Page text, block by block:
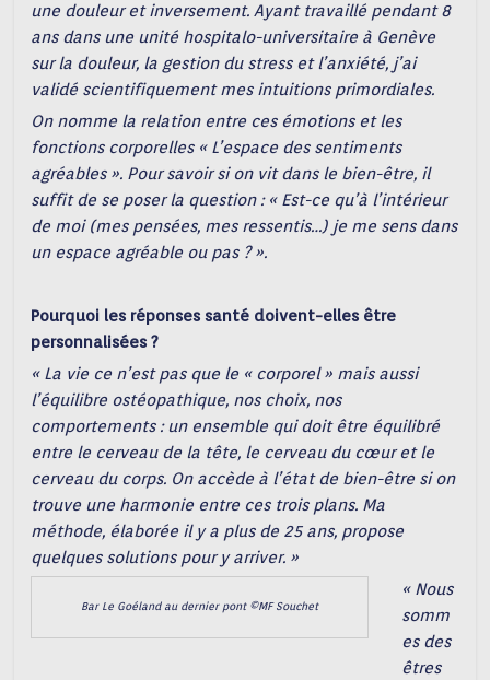
une douleur et inversement. Ayant travaillé pendant 8
ans dans une unité hospitalo-universitaire à Genève
sur la douleur, la gestion du stress et l’anxiété, j’ai
validé scientifiquement mes intuitions primordiales.
On nomme la relation entre ces émotions et les
fonctions corporelles « L’espace des sentiments
agréables ». Pour savoir si on vit dans le bien-être, il
suffit de se poser la question : « Est-ce qu’à l’intérieur
de moi (mes pensées, mes ressentis…) je me sens dans
un espace agréable ou pas ? ».
Pourquoi les réponses santé doivent-elles être
personnalisées ?
« La vie ce n’est pas que le « corporel » mais aussi
l’équilibre ostéopathique, nos choix, nos
comportements : un ensemble qui doit être équilibré
entre le cerveau de la tête, le cerveau du cœur et le
cerveau du corps. On accède à l’état de bien-être si on
trouve une harmonie entre ces trois plans. Ma
méthode, élaborée il y a plus de 25 ans, propose
quelques solutions pour y arriver. »
Bar Le Goéland au dernier pont ©MF Souchet
« Nous
somm
es des
êtres